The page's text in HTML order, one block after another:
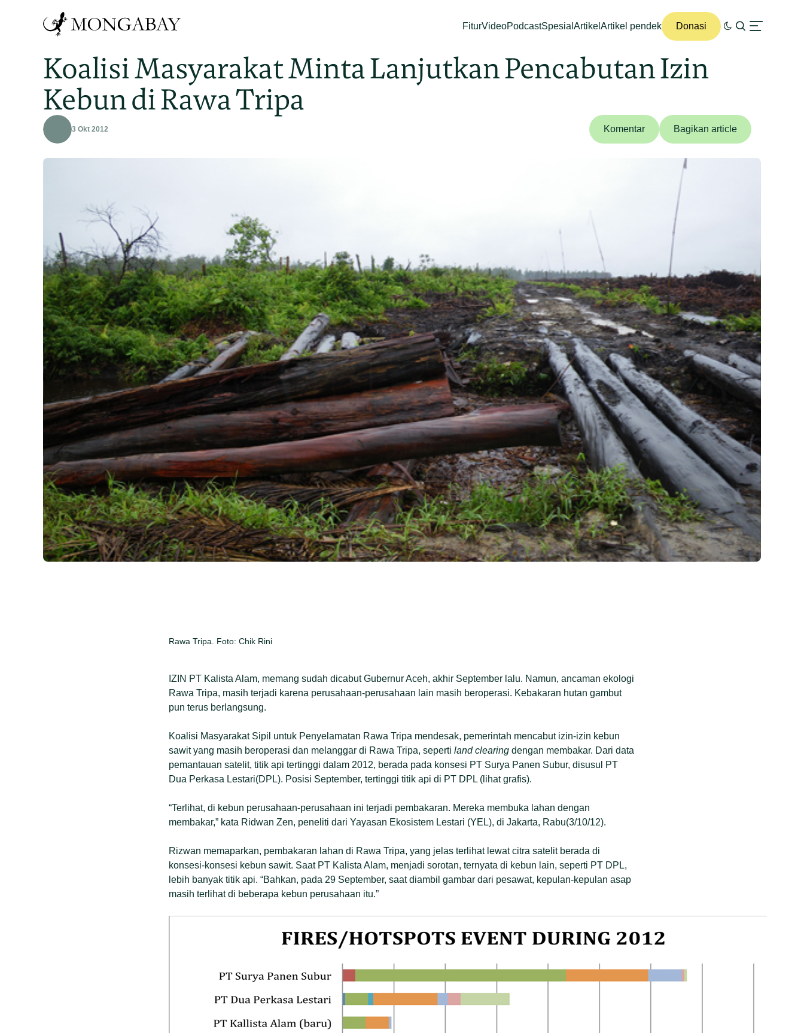
FiturVideoPodcastSpesial Artikel Artikel pendek Donasi
Koalisi Masyarakat Minta Lanjutkan Pencabutan Izin
Kebun di Rawa Tripa
3 Okt 2012 Komentar Bagikan article
Rawa Tripa. Foto: Chik Rini
IZIN PT Kalista Alam, memang sudah dicabut Gubernur Aceh, akhir September lalu. Namun, ancaman ekologi
Rawa Tripa, masih terjadi karena perusahaan-perusahaan lain masih beroperasi. Kebakaran hutan gambut
pun terus berlangsung.
Koalisi Masyarakat Sipil untuk Penyelamatan Rawa Tripa mendesak, pemerintah mencabut izin-izin kebun
sawit yang masih beroperasi dan melanggar di Rawa Tripa, seperti land clearing dengan membakar. Dari data
pemantauan satelit, titik api tertinggi dalam 2012, berada pada konsesi PT Surya Panen Subur, disusul PT
Dua Perkasa Lestari(DPL). Posisi September, tertinggi titik api di PT DPL (lihat grafis).
“Terlihat, di kebun perusahaan-perusahaan ini terjadi pembakaran. Mereka membuka lahan dengan
membakar,” kata Ridwan Zen, peneliti dari Yayasan Ekosistem Lestari (YEL), di Jakarta, Rabu(3/10/12).
Rizwan memaparkan, pembakaran lahan di Rawa Tripa, yang jelas terlihat lewat citra satelit berada di
konsesi-konsesi kebun sawit. Saat PT Kalista Alam, menjadi sorotan, ternyata di kebun lain, seperti PT DPL,
lebih banyak titik api. “Bahkan, pada 29 September, saat diambil gambar dari pesawat, kepulan-kepulan asap
masih terlihat di beberapa kebun perusahaan itu.”